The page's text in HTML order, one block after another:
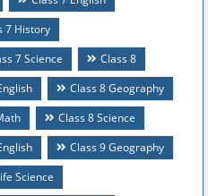
7 History
7 Science
Class 8
Class 8 Geography
Class 8 Science
Class 9 Geography
Science